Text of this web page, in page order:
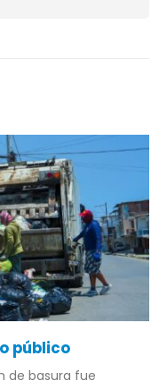
público
de basura fue